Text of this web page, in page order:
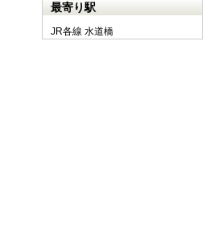
最寄り駅
JR各線 水道橋